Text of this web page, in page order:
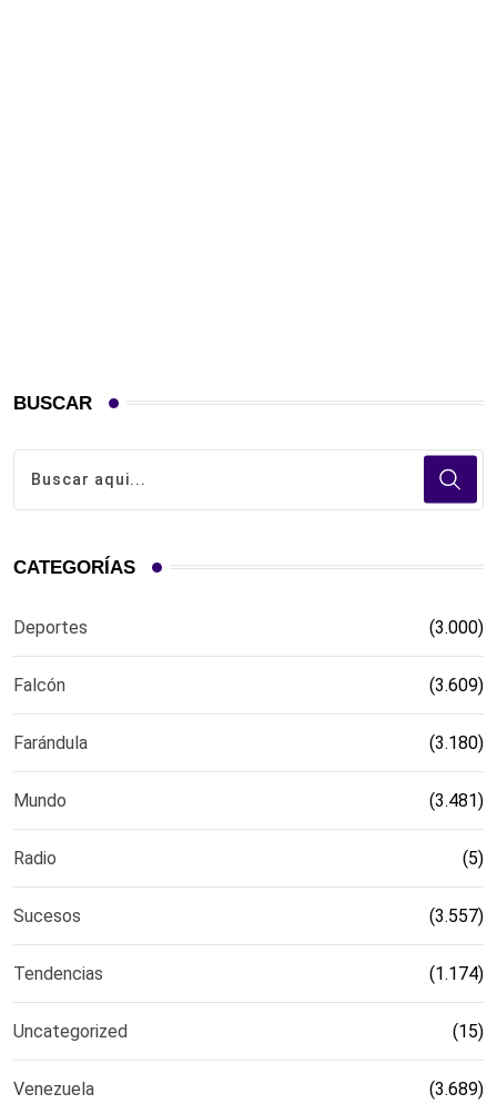
BUSCAR
CATEGORÍAS
Deportes (3.000)
Falcón (3.609)
Farándula (3.180)
Mundo (3.481)
Radio (5)
Sucesos (3.557)
Tendencias (1.174)
Uncategorized (15)
Venezuela (3.689)